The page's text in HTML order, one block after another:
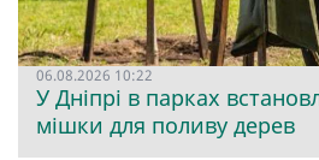
06.08.2026 10:22
У Дніпрі в парках
мішки для поливу дерев